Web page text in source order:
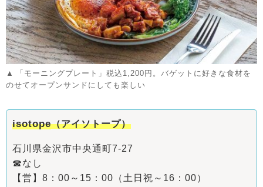
「モーニングプレート」税込1,200円。バゲットに好きな食材を
のせてオープンサンドにしても楽しい
isotope（アイソトープ）
石川県金沢市中央通町7-27
☎なし
【営】8：00～15：00（土日祝～16：00）